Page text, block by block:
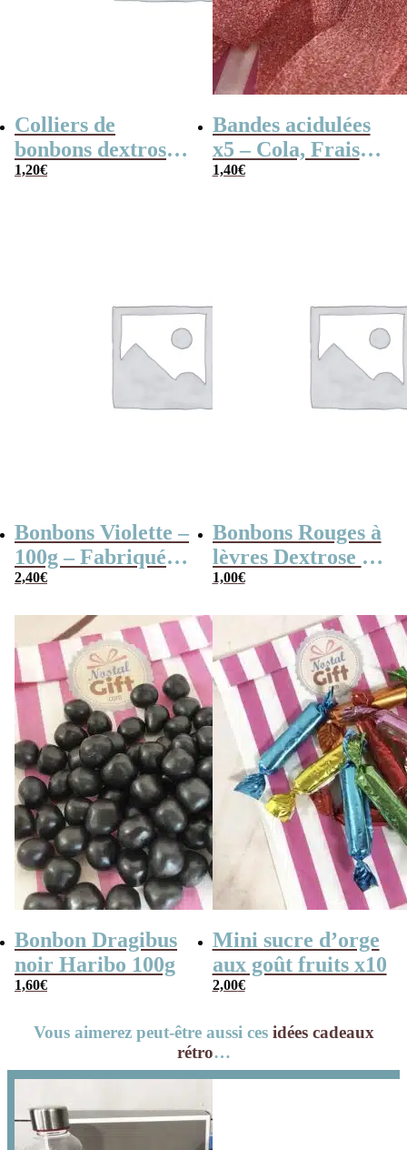
Colliers de
bonbons dextrose
x2
1,20€
Bandes acidulées
x5 – Cola, Fraise,
Framboise,
1,40€
Bonbons Violette –
100g – Fabriqués
en France
2,40€
Bonbons Rouges à
lèvres Dextrose à
croquer x3
1,00€
Bonbon Dragibus
noir Haribo 100g
1,60€
Mini sucre d’orge
aux goût fruits x10
2,00€
Vous aimerez peut-être aussi ces idées cadeaux
rétro…